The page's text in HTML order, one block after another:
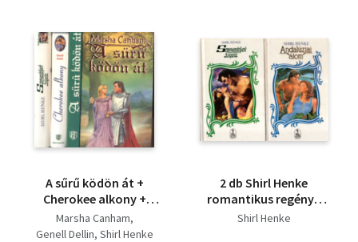
A sűrű ködön át +
Cherokee alkony +
Szenvedélyek szigete
(három romantikus
Marsha Canham
Genell Dellin Shirl Henke
2 db Shirl Henke
romantikus regény (
együtt ) 1.
Shirl Henke